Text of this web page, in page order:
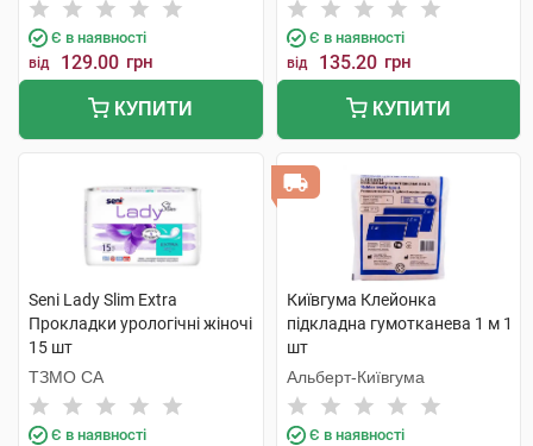
Є в наявності
від 129.00 грн
КУПИТИ
Є в наявності
від 135.20 грн
КУПИТИ
Seni Lady Slim Extra
Прокладки урологічні жіночі
15 шт
ТЗМО СА
Є в наявності
Київгума Клейонка
підкладна гумотканева 1 м 1
шт
Альберт-Київгума
Є в наявності